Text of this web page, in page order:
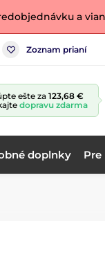
a
Zoznam prianí
ešte za 123,68 €
dopravu zdarma
doplnky Pre